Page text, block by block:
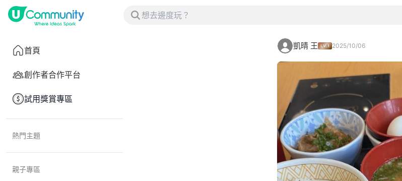
首頁
創作者合作平台
試用獎賞專區
熱門主題
親子專區
凱晴 王 2025/10/06